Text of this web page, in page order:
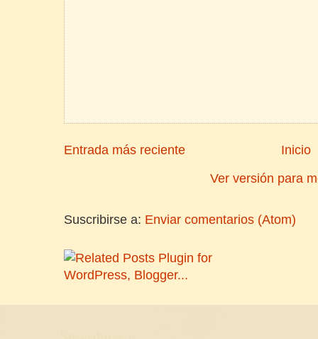
Entrada más reciente
Inicio
Ver versión para
Suscribirse a: Enviar comentarios (Atom)